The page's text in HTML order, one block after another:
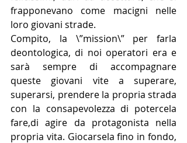
frapponevano come macigni nelle
loro giovani strade.
Compito, la \”mission\” per farla
deontologica, di noi operatori era e
sarà sempre di accompagnare
queste giovani vite a superare,
superarsi, prendere la propria strada
con la consapevolezza di potercela
fare,di agire da protagonista nella
propria vita. Giocarsela fino in fondo,